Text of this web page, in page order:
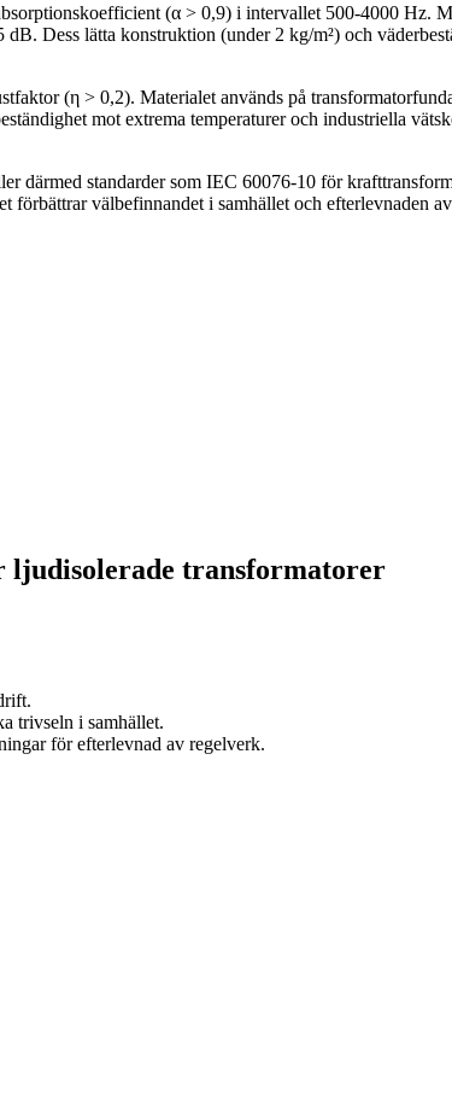
(α > 0,9) i intervallet 500-4000 Hz.
Dess lätta konstruktion (under 2 kg/m²) och
(η > 0,2). Materialet används på
mot extrema temperaturer och industriella
därmed standarder som IEC 60076-10 för
välbefinnandet i samhället och efterlevnaden av
ljudisolerade transformatorer
trivseln i samhället.
för efterlevnad av regelverk.